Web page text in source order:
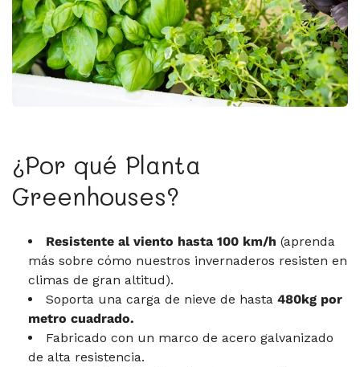
¿Por qué Planta
Greenhouses?
Resistente al viento hasta 100 km/h (aprenda
más sobre cómo nuestros invernaderos resisten en
climas de gran altitud).
Soporta una carga de nieve de hasta 480kg por
metro cuadrado.
Fabricado con un marco de acero galvanizado
de alta resistencia.